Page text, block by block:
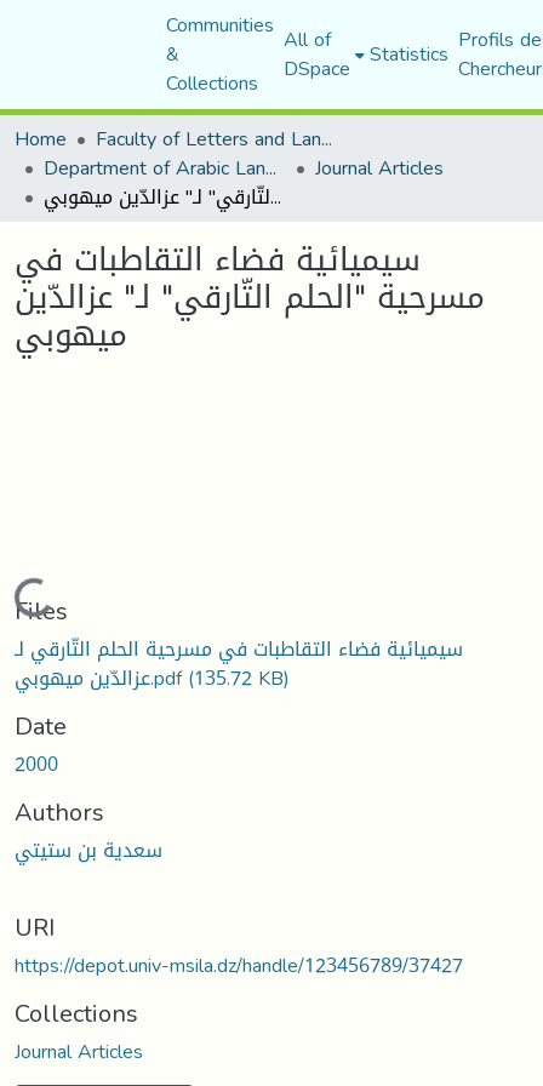
Communities
&
Collections
All of
DSpace Statistics Profils
Home
Faculty of Letters and Languages
Department of Arabic Language and Literature Journal Articles
سيميائية فضاء التقاطبات في مسرحية "الحلم التّارقي" لـ" عزالدّين ميهوبي
سيميائية فضاء التقاطبات في
مسرحية "الحلم التّارقي" لـ" عزالدّين
ميهوبي
Loading...
Files
سيميائية فضاء التقاطبات في مسرحية الحلم التّارقي لـ
عزالدّين ميهوبي.pdf(135.72 KB)
Date
2000
Authors
سعدية بن ستيتي
URI
https://depot.univ-msila.dz/handle/123456789/37427
Collections
Journal Articles